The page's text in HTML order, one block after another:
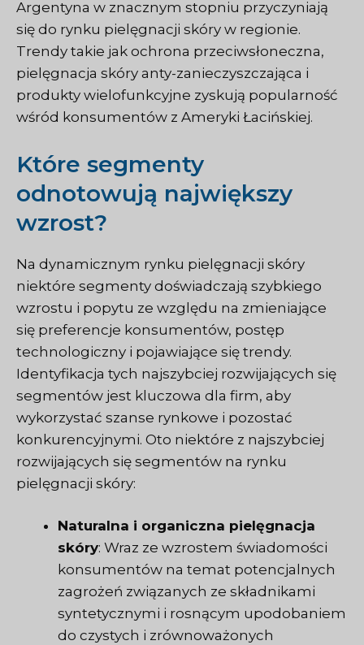
Argentyna w znacznym stopniu przyczyniają
się do rynku pielęgnacji skóry w regionie.
Trendy takie jak ochrona przeciwsłoneczna,
pielęgnacja skóry anty-zanieczyszczająca i
produkty wielofunkcyjne zyskują popularność
wśród konsumentów z Ameryki Łacińskiej.
Które segmenty
odnotowują największy
wzrost?
Na dynamicznym rynku pielęgnacji skóry
niektóre segmenty doświadczają szybkiego
wzrostu i popytu ze względu na zmieniające
się preferencje konsumentów, postęp
technologiczny i pojawiające się trendy.
Identyfikacja tych najszybciej rozwijających się
segmentów jest kluczowa dla firm, aby
wykorzystać szanse rynkowe i pozostać
konkurencyjnymi. Oto niektóre z najszybciej
rozwijających się segmentów na rynku
pielęgnacji skóry:
Naturalna i organiczna pielęgnacja
skóry: Wraz ze wzrostem świadomości
konsumentów na temat potencjalnych
zagrożeń związanych ze składnikami
syntetycznymi i rosnącym upodobaniem
do czystych i zrównoważonych